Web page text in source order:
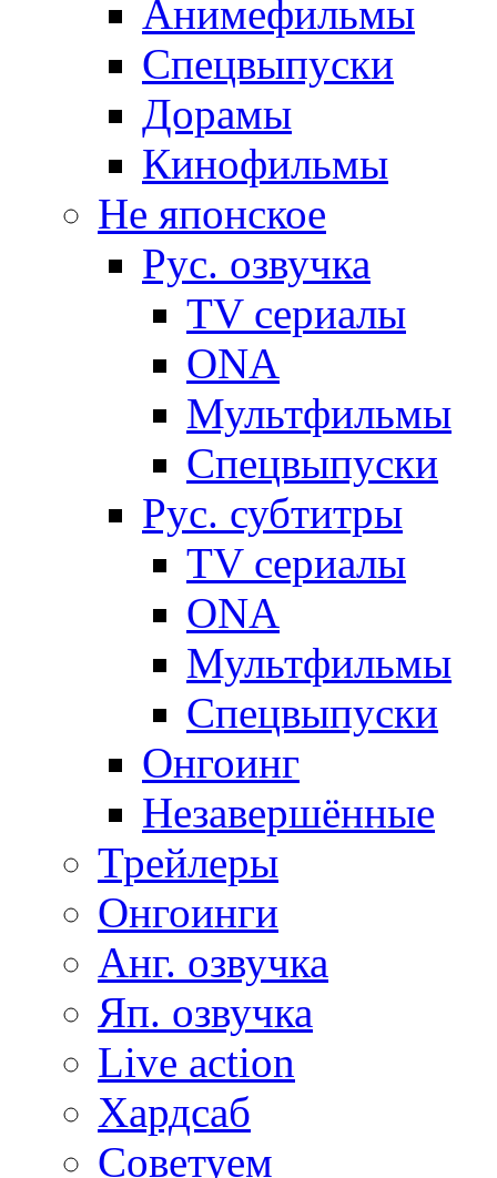
Анимефильмы
Спецвыпуски
Дорамы
Кинофильмы
Не японское
Рус. озвучка
TV сериалы
ONA
Мультфильмы
Спецвыпуски
Рус. субтитры
TV сериалы
ONA
Мультфильмы
Спецвыпуски
Онгоинг
Незавершённые
Трейлеры
Онгоинги
Анг. озвучка
Яп. озвучка
Live action
Хардсаб
Советуем